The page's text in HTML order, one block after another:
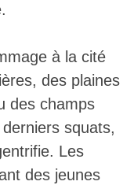
à la cité
des plaines
des champs
squats,
Les
des jeunes